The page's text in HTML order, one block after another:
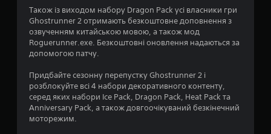
т
и
і
р
Також із виходом набору Dragon Pack усі власники гри
Ghostrunner 2 отримають безкоштовне доповнення з
озвученням китайською мовою, а також мод
Roguerunner.exe. Безкоштовні оновлення надаються за
допомогою патчу.
Придбайте сезонну перепустку Ghostrunner 2 і
розблокуйте всі 4 набори декоративного контенту,
серед яких набори Ice Pack, Dragon Pack, Heat Pack та
Anniversary Pack, а також довгоочікуваний безкінечний
моторежим.